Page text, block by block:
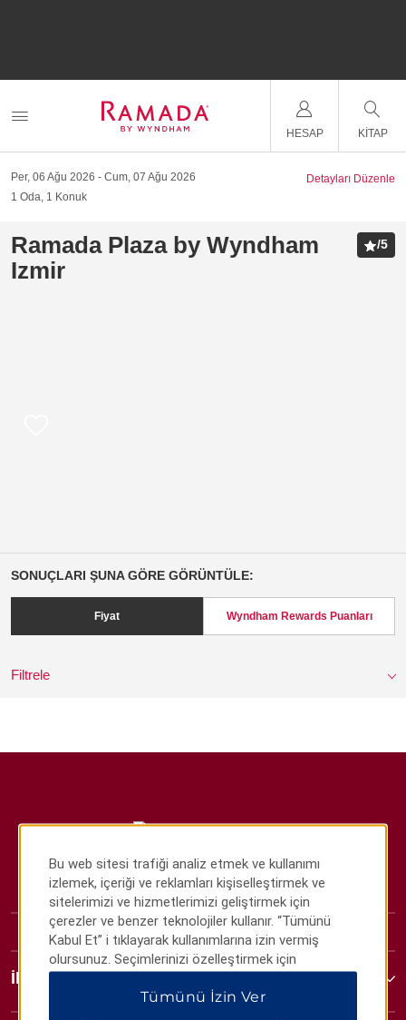
HESAP KITAP
Per, 06 Ağu 2026
Cum, 07 Ağu 2026
1 Oda, 1 Konuk
Detayları Düzenle
Ramada Plaza by Wyndham
Izmir
/5
SONUÇLARI ŞUNA GÖRE GÖRÜNTÜLE:
Fiyat Wyndham Rewards Puanları
Filtrele
İletişim
Bu web sitesi trafiği analiz etmek ve kullanımı
izlemek, içeriği ve reklamları kişiselleştirmek ve
sitelerimizi ve hizmetlerimizi geliştirmek için
çerezler ve benzer teknolojiler kullanır. “Tümünü
Kabul Et” i tıklayarak kullanımlarına izin vermiş
olursunuz. Seçimlerinizi özelleştirmek için
“Tercihleri Yönet” veya yalnızca gerekli çerezlere
izin vermek için “Tümünü Reddet” i tıklayabilirsiniz.
Tümünü İzin Ver